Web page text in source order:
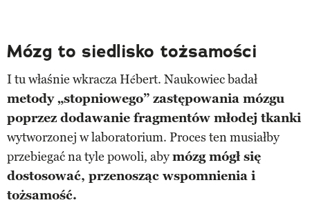
Mózg to siedlisko tożsamości
I tu właśnie wkracza Hébert. Naukowiec badał
metody „stopniowego” zastępowania mózgu
poprzez dodawanie fragmentów młodej tkanki
wytworzonej w laboratorium. Proces ten musiałby
przebiegać na tyle powoli, abymózg mógł się
dostosować, przenosząc wspomnienia i
tożsamość.